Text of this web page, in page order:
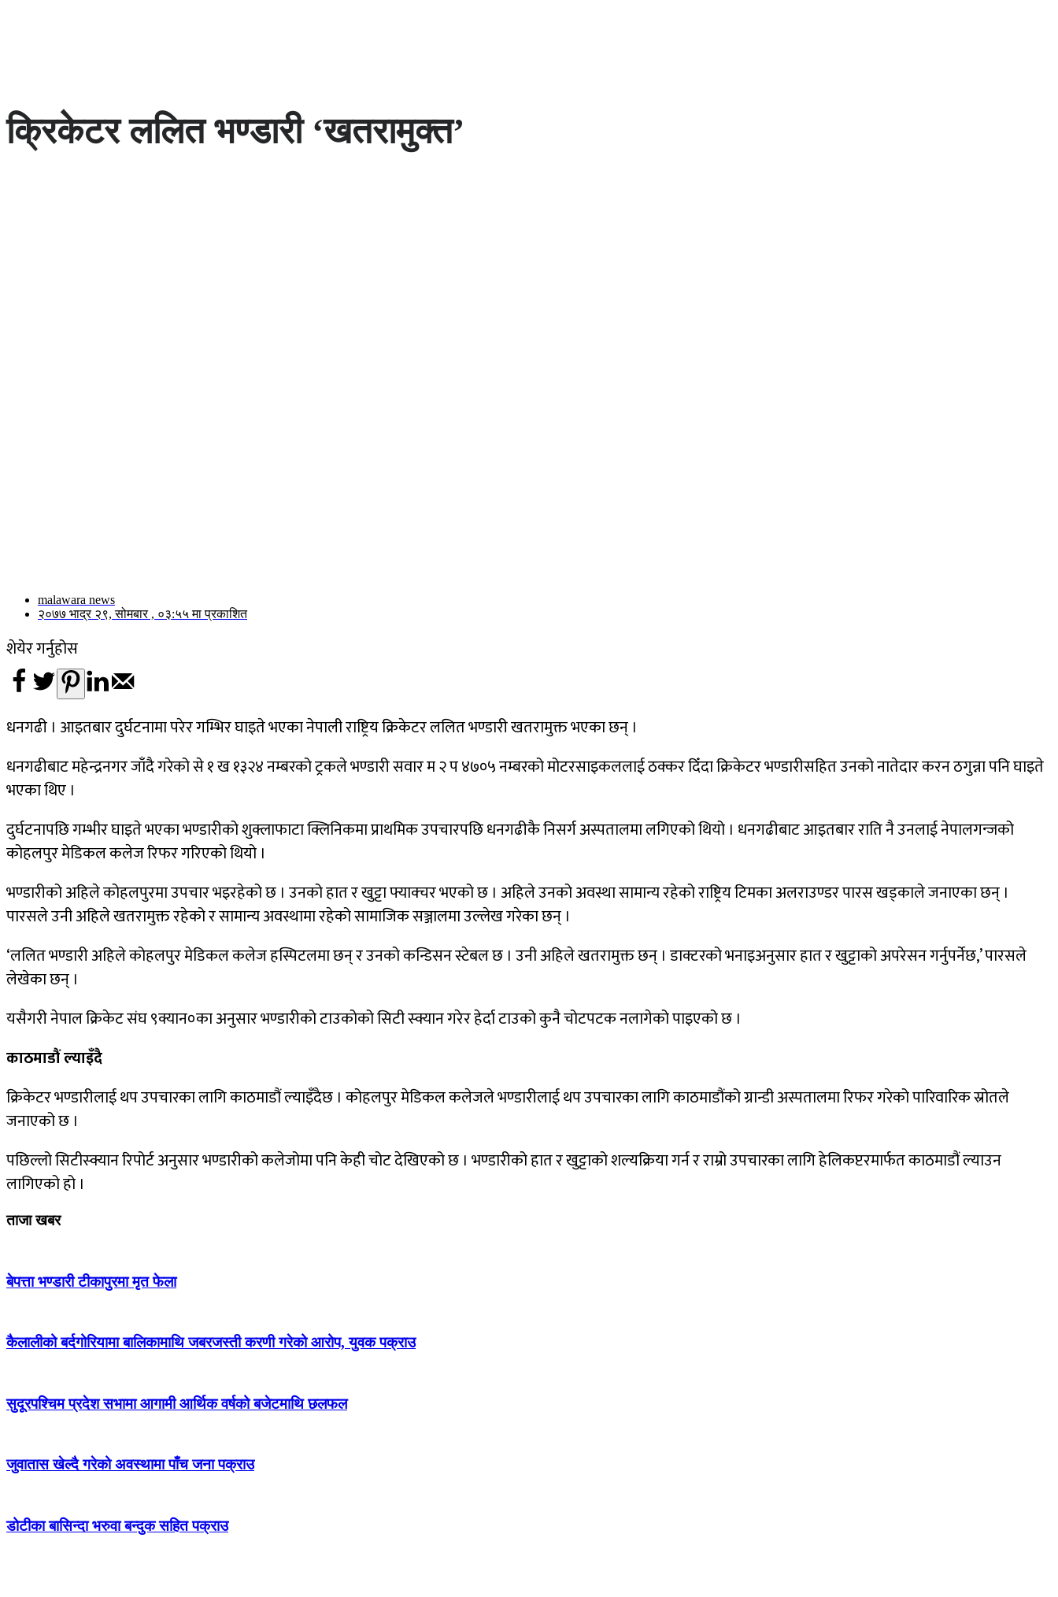
क्रिकेटर ललित भण्डारी ‘खतरामुक्त’
malawara news
२०७७ भाद्र २९, सोमबार , ०३:५५ मा प्रकाशित
शेयेर गर्नुहोस
धनगढी । आइतबार दुर्घटनामा परेर गम्भिर घाइते भएका नेपाली राष्ट्रिय क्रिकेटर ललित भण्डारी खतरामुक्त भएका छन् ।
धनगढीबाट महेन्द्रनगर जाँदै गरेको से १ ख १३२४ नम्बरको ट्रकले भण्डारी सवार म २ प ४७०५ नम्बरको मोटरसाइकललाई ठक्कर दिँदा क्रिकेटर भण्डारीसहित उनको नातेदार करन ठगुन्ना पनि घाइते
भएका थिए ।
दुर्घटनापछि गम्भीर घाइते भएका भण्डारीको शुक्लाफाटा क्लिनिकमा प्राथमिक उपचारपछि धनगढीकै निसर्ग अस्पतालमा लगिएको थियो । धनगढीबाट आइतबार राति नै उनलाई नेपालगन्जको
कोहलपुर मेडिकल कलेज रिफर गरिएको थियो ।
भण्डारीको अहिले कोहलपुरमा उपचार भइरहेको छ । उनको हात र खुट्टा फ्याक्चर भएको छ । अहिले उनको अवस्था सामान्य रहेको राष्ट्रिय टिमका अलराउण्डर पारस खड्काले जनाएका छन् ।
पारसले उनी अहिले खतरामुक्त रहेको र सामान्य अवस्थामा रहेको सामाजिक सञ्जालमा उल्लेख गरेका छन् ।
‘ललित भण्डारी अहिले कोहलपुर मेडिकल कलेज हस्पिटलमा छन् र उनको कन्डिसन स्टेबल छ । उनी अहिले खतरामुक्त छन् । डाक्टरको भनाइअनुसार हात र खुट्टाको अपरेसन गर्नुपर्नेछ,’ पारसले
लेखेका छन् ।
यसैगरी नेपाल क्रिकेट संघ ९क्यान०का अनुसार भण्डारीको टाउकोको सिटी स्क्यान गरेर हेर्दा टाउको कुनै चोटपटक नलागेको पाइएको छ ।
काठमाडौं ल्याइँदै
क्रिकेटर भण्डारीलाई थप उपचारका लागि काठमाडौं ल्याइँदैछ । कोहलपुर मेडिकल कलेजले भण्डारीलाई थप उपचारका लागि काठमाडौंको ग्रान्डी अस्पतालमा रिफर गरेको पारिवारिक स्रोतले
जनाएको छ ।
पछिल्लो सिटीस्क्यान रिपोर्ट अनुसार भण्डारीको कलेजोमा पनि केही चोट देखिएको छ । भण्डारीको हात र खुट्टाको शल्यक्रिया गर्न र राम्रो उपचारका लागि हेलिकप्टरमार्फत काठमाडौं ल्याउन
लागिएको हो ।
ताजा खबर
बेपत्ता भण्डारी टीकापुरमा मृत फेला
कैलालीको बर्दगोरियामा बालिकामाथि जबरजस्ती करणी गरेको आरोप, युवक पक्राउ
सुदूरपश्चिम प्रदेश सभामा आगामी आर्थिक वर्षको बजेटमाथि छलफल
जुवातास खेल्दै गरेको अवस्थामा पाँच जना पक्राउ
डोटीका बासिन्दा भरुवा बन्दुक सहित पक्राउ